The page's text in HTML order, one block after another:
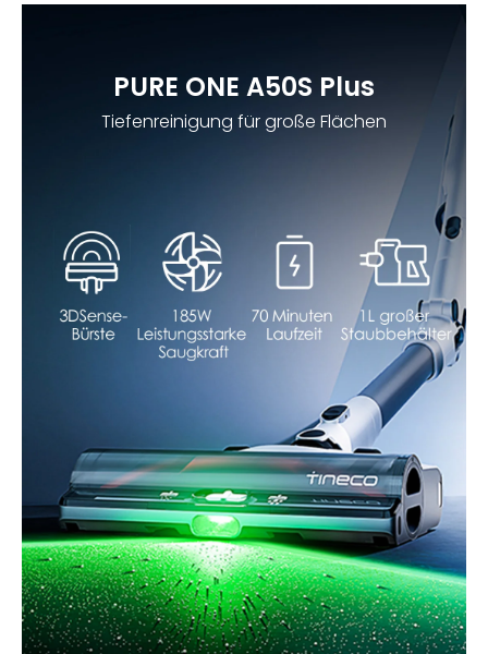
PURE ONE A50S Plus
Tiefenreinigung für große Flächen